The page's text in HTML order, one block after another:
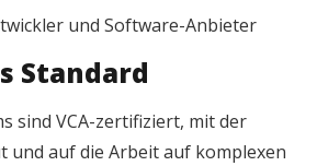
und Software-Anbieter
Standard
sind VCA-zertifiziert, mit der
und auf die Arbeit auf komplexen